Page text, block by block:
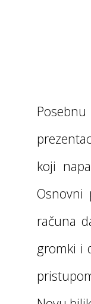
koji
Osnovni
računa
gromki i